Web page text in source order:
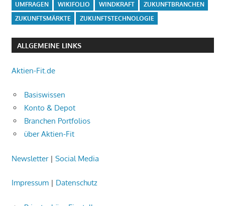
UMFRAGEN
WIKIFOLIO WINDKRAFT
ZUKUNFTBRANCHEN
ZUKUNFTSMÄRKTE
ZUKUNFTSTECHNOLOGIE
ALLGEMEINE LINKS
Aktien-Fit.de
Basiswissen
Konto & Depot
Branchen Portfolios
über Aktien-Fit
Newsletter| Social Media
Impressum| Datenschutz